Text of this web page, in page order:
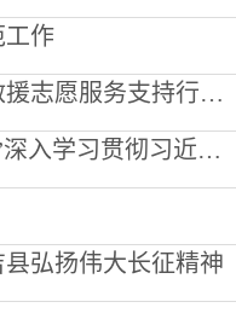
工作
2026年北方地区防汛应急救援志愿服务支持行动走进泾源县
宁夏机关党员“同上一堂课”深入学习贯彻习近平党建思想
弘扬伟大长征精神